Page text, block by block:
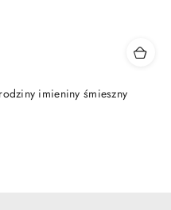
imieniny śmieszny